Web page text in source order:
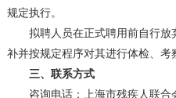
规定执行。
拟聘人员在正式聘用前自行放
补并按规定程序对其进行体检、考
三、联系方式
咨询电话：上海市残疾人联合